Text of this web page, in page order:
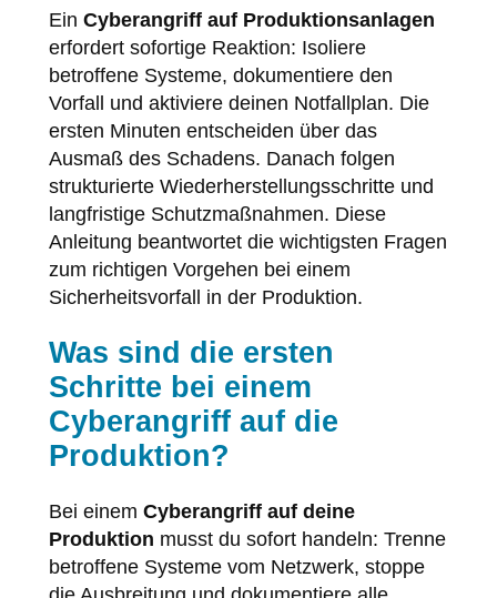
Ein Cyberangriff auf Produktionsanlagen
erfordert sofortige Reaktion: Isoliere
betroffene Systeme, dokumentiere den
Vorfall und aktiviere deinen Notfallplan. Die
ersten Minuten entscheiden über das
Ausmaß des Schadens. Danach folgen
strukturierte Wiederherstellungsschritte und
langfristige Schutzmaßnahmen. Diese
Anleitung beantwortet die wichtigsten Fragen
zum richtigen Vorgehen bei einem
Sicherheitsvorfall in der Produktion.
Was sind die ersten
Schritte bei einem
Cyberangriff auf die
Produktion?
Bei einem Cyberangriff auf deine
Produktion musst du sofort handeln: Trenne
betroffene Systeme vom Netzwerk, stoppe